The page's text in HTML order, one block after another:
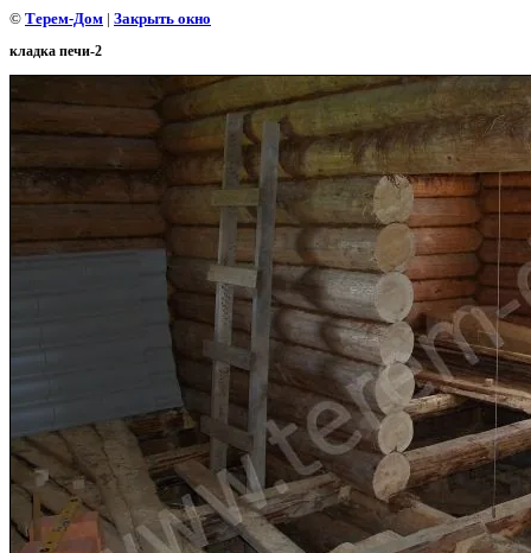
© Терем-Дом | Закрыть окно
кладка печи-2